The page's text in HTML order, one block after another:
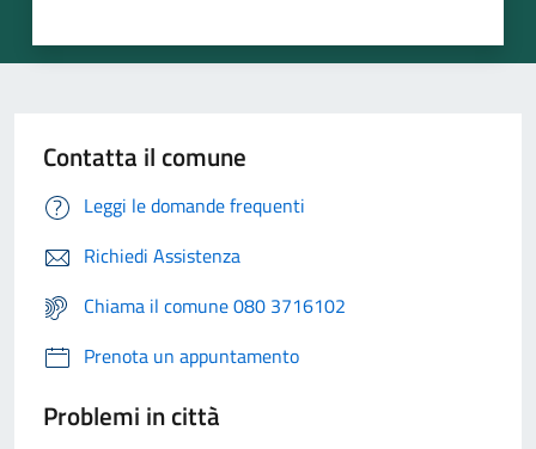
Contatta il comune
Leggi le domande frequenti
Richiedi Assistenza
Chiama il comune 080 3716102
Prenota un appuntamento
Problemi in città